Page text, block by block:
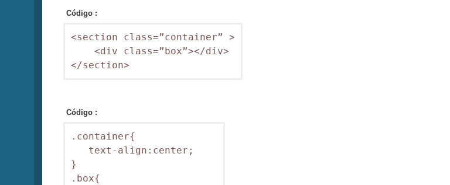
Código :
<section class=”container” >
<div class=”box”></div>
</section>
Código :
.container{
text-align:center;
}
.box{